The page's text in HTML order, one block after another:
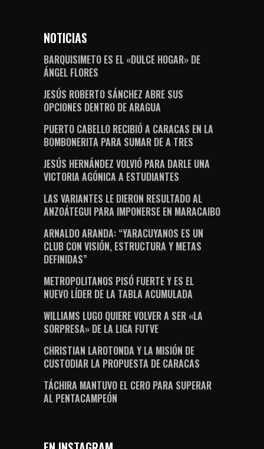
NOTICIAS
BARQUISIMETO ES EL «DULCE HOGAR» DE
ÁNGEL FLORES
JESÚS ROBERTO SÁNCHEZ ABRE SUS
OPCIONES DENTRO DE ARAGUA
PUERTO CABELLO RECIBIÓ A CARACAS EN LA
BOMBONERITA PARA SUMAR DE A TRES
JESÚS HERNÁNDEZ VOLVIÓ PARA DARLE UNA
VICTORIA AGÓNICA A ESTUDIANTES
LAS VARIANTES LE DIERON RESULTADO AL
ANZOÁTEGUI PARA IMPONERSE EN MARACAIBO
ARNALDO ARANDA: “YARACUYANOS ES UN
CLUB CON VISIÓN, ESTRUCTURA Y METAS
DEFINIDAS”
METROPOLITANOS PISÓ FUERTE Y ES EL
NUEVO LÍDER DE LA TABLA ACUMULADA
WILLIAMS LUGO QUIERE VOLVER A SER «LA
SORPRESA» DE LA LIGA FUTVE
CHRISTIAN LAROTONDA Y LA MISIÓN DE
CUSTODIAR LA PROPUESTA DE CARACAS
TÁCHIRA MANTUVO EL CERO PARA SUPERAR
AL PENTACAMPEÓN